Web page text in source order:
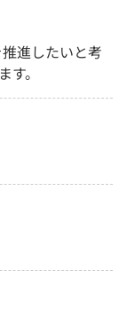
進したいと考
。